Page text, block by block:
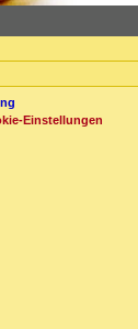
Einstellungen